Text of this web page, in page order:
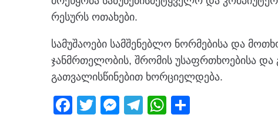
რესურს ოთახები.
სამუშაოები სამშენებლო ნორმებისა და
ჯანმრთელობის, შრომის უსაფრთხოებისა და
გათვალისწინებით ხორციელდება.
F
T
M
T
W